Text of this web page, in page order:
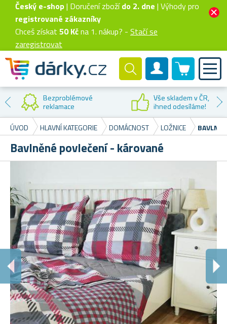
Český e-shop| Doručení zbožído 2. dne | Výhody pro
registrované zákazníky
Chceš získat 50 Kčna 1. nákup? - Stačí se
zaregistrovat
Zákaznický účet
0 produktů
Bezproblémové
reklamace
Vše skladem v ČR,
ihned odesíláme!
ÚVOD
HLAVNÍ KATEGORIE DOMÁCNOST LOŽNICE
Bavlněné povlečení - kárované